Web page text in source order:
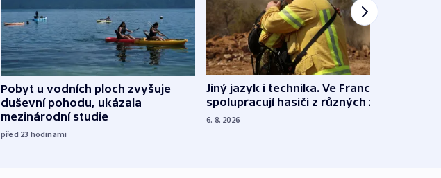
Pobyt u vodních ploch zvyšuje
duševní pohodu, ukázala
mezinárodní studie
před 23 hodinami
Jiný jazyk i technika. Ve Francii
spolupracují hasiči z různých zemí
6. 8. 2026